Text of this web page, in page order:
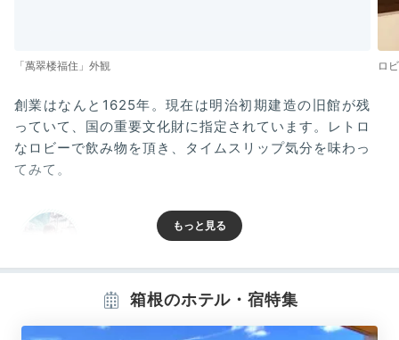
「萬翠楼福住」外観 ロ
創業はなんと1625年。現在は明治初期建造の旧館が残
っていて、国の重要文化財に指定されています。レトロ
なロビーで飲み物を頂き、タイムスリップ気分を味わっ
てみて。
20代後半 / フリーランス 2019年12月に宿泊
スタッフさんが丁寧に対応してくださり、気持ちよく過ごせまし
箱根のホテル・宿特集